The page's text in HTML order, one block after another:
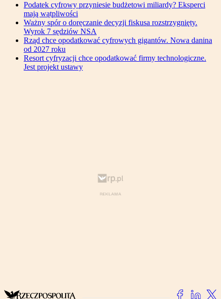
Podatek cyfrowy przyniesie budżetowi miliardy? Eksperci
mają wątpliwości
Ważny spór o doręczanie decyzji fiskusa rozstrzygnięty.
Wyrok 7 sędziów NSA
Rząd chce opodatkować cyfrowych gigantów. Nowa danina
od 2027 roku
Resort cyfryzacji chce opodatkować firmy technologiczne.
Jest projekt ustawy